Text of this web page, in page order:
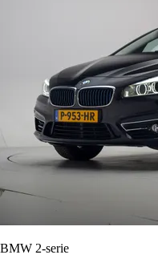
BMW 2-serie